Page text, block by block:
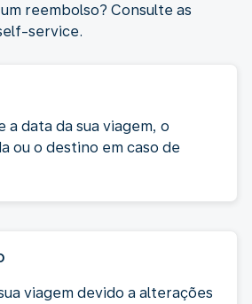
reembolso? Consulte as
service.
data da sua viagem, o
ou o destino em caso de
viagem devido a alterações